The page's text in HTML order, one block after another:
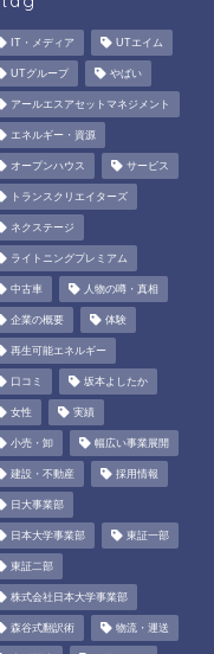
IT・メディア UTエイム
UTグループ やばい
アールエスアセットマネジメント
エネルギー・資源
オープンハウス サービス
トランスクリエイターズ
ネクステージ
ライトニングプレミアム
中古車 人物の噂・真相
企業の概要 体験
再生可能エネルギー
口コミ 坂本よしたか
女性 実績
小売・卸 幅広い事業展開
建設・不動産 採用情報
日大事業部
日本大学事業部 東証一部
東証二部
株式会社日本大学事業部
森谷式翻訳術 物流・運送